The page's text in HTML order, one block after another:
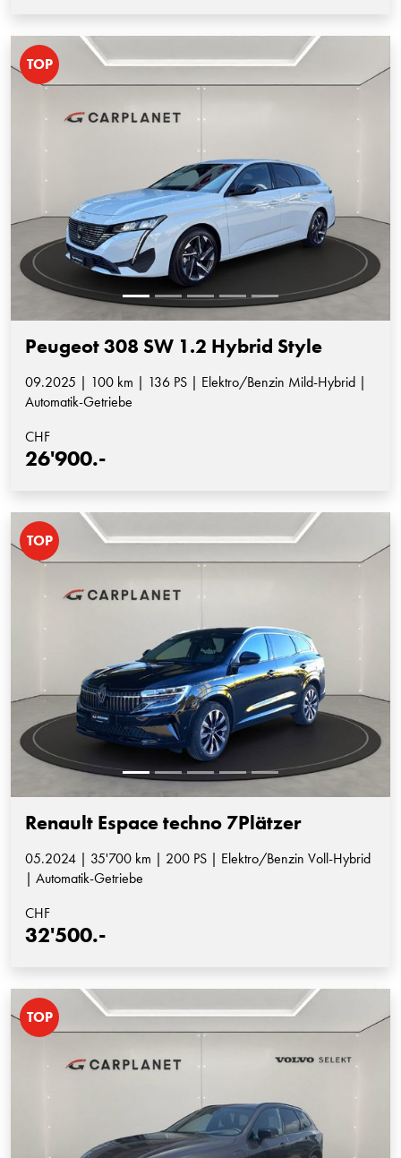
TOP
Peugeot 308 SW 1.2 Hybrid Style
09.2025 | 100 km | 136 PS | Elektro/Benzin Mild-Hybrid |
Automatik-Getriebe
CHF
26'900.-
TOP
Renault Espace techno 7Plätzer
05.2024 | 35'700 km | 200 PS | Elektro/Benzin Voll-Hybrid
| Automatik-Getriebe
CHF
32'500.-
TOP